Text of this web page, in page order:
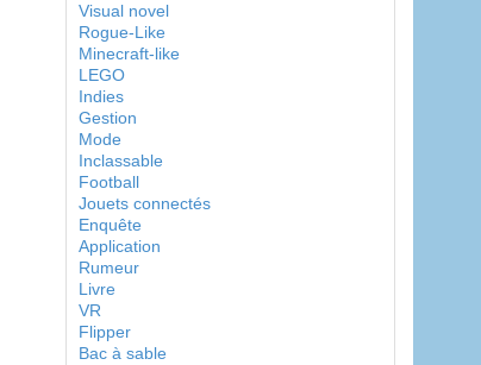
Visual novel
Rogue-Like
Minecraft-like
LEGO
Indies
Gestion
Mode
Inclassable
Football
Jouets connectés
Enquête
Application
Rumeur
Livre
VR
Flipper
Bac à sable